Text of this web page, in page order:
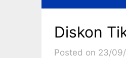
Diskon
Posted on 23/